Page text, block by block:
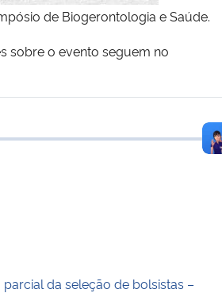
de Biogerontologia e Saúde.
sobre o evento seguem no
de transferência
parcial da seleção de bolsistas –